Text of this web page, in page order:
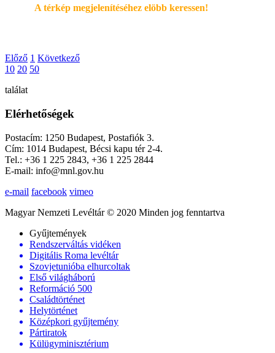
A térkép megjelenítéséhez elöbb keressen!
Előző 1 Következő
10 20 50
találat
Elérhetőségek
Postacím: 1250 Budapest, Postafiók 3.
Cím: 1014 Budapest, Bécsi kapu tér 2-4.
Tel.: +36 1 225 2843, +36 1 225 2844
E-mail: info@mnl.gov.hu
e-mail facebook vimeo
Magyar Nemzeti Levéltár © 2020 Minden jog fenntartva
Gyűjtemények
Rendszerváltás vidéken
Digitális Roma levéltár
Szovjetunióba elhurcoltak
Első világháború
Reformáció 500
Családtörténet
Helytörténet
Középkori gyűjtemény
Pártiratok
Külügyminisztérium